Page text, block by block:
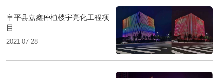
阜平县嘉鑫种植楼宇亮化工程项
目
2021-07-28